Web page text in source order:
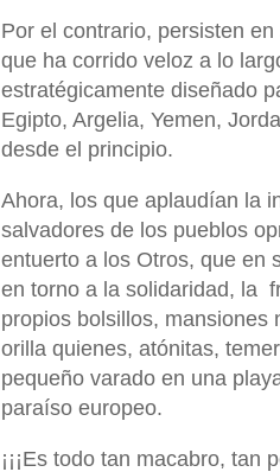
Por el contrario, persisten
que ha corrido veloz a lo
estratégicamente diseñado
Egipto, Argelia, Yemen,
desde el principio.
Ahora, los que aplaudían la
salvadores de los pueblos
entuerto a los Otros, que en
en torno a la solidaridad, la
propios bolsillos, mansiones
orilla quienes, atónitas,
pequeño varado en una
paraíso europeo.
¡¡¡Es todo tan macabro,